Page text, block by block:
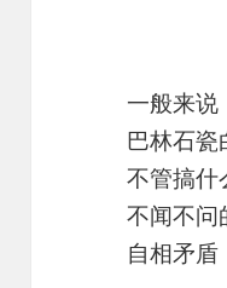
一般来说
巴林石瓷
不管搞什
不闻不问
自相矛盾